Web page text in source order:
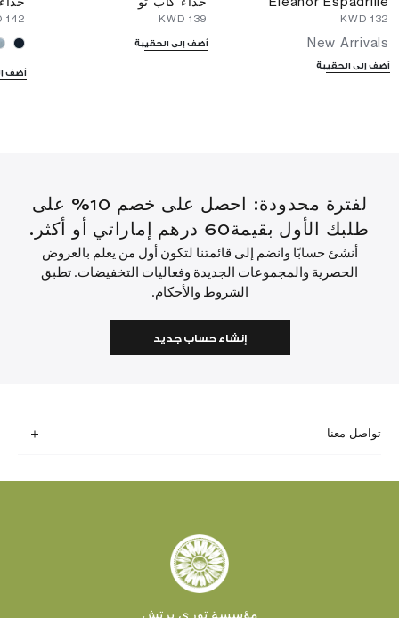
New Arrivals
أضف إلى الحقيبة
أضف إلى الحقيبة
أضف
لفترة محدودة: احصل على خصم 10% على
طلبك الأول بقيمة60 درهم إماراتي أو أكثر.
أنشئ حسابًا وانضم إلى قائمتنا لتكون أول من يعلم بالعروض
الحصرية والمجموعات الجديدة وفعاليات التخفيضات. تطبق
الشروط والأحكام.
إنشاء حساب جديد
تواصل معنا
مؤسسة توري برتش